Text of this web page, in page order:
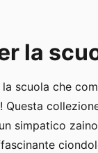
la
scuola che
Questa
simpatico